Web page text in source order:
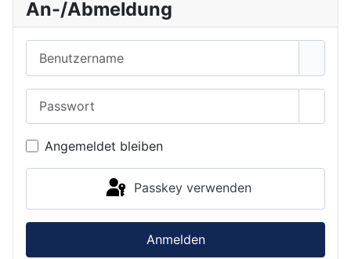
An-/Abmeldung
Angemeldet bleiben
Passkey verwenden
Anmelden